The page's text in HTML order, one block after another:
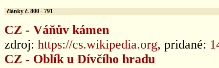
články č. 800 - 791
CZ - Váňův kámen
zdroj: https://cs.wikipedia.org, pridané:
CZ - Oblík u Dívčího hradu